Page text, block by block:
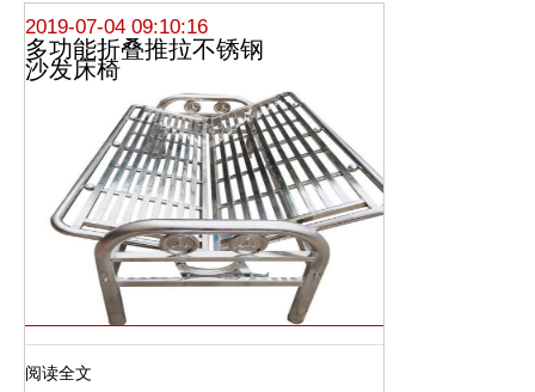
2019-07-04 09:10:16
多功能折叠推拉不锈钢
沙发床椅
阅读全文